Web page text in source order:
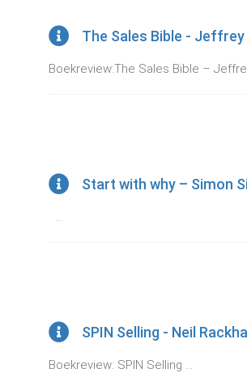
The Sales Bible -
Boekreview:The Sales Bible –
Start with why – Simon
...
SPIN Selling - Neil
Boekreview: SPIN Selling ...